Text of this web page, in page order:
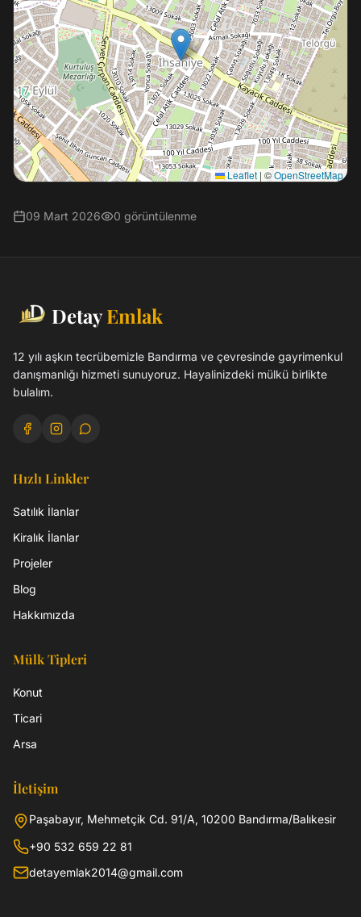
Leaflet | ©OpenStreetMap
09 Mart 2026 0 görüntülenme
Detay Emlak
12 yılı aşkın tecrübemizle Bandırma ve çevresinde gayrimenkul
danışmanlığı hizmeti sunuyoruz. Hayalinizdeki mülkü birlikte
bulalım.
Hızlı Linkler
Satılık İlanlar
Kiralık İlanlar
Projeler
Blog
Hakkımızda
Mülk Tipleri
Konut
Ticari
Arsa
İletişim
Paşabayır, Mehmetçik Cd. 91/A, 10200 Bandırma/Balıkesir
+90 532 659 22 81
detayemlak2014@gmail.com